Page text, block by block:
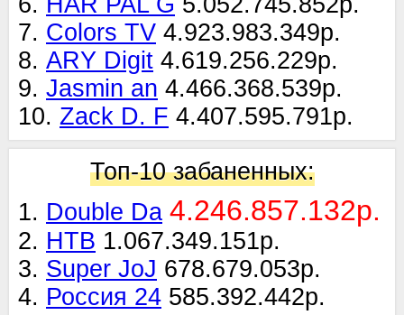
7. Colors TV 4.923.983.349р.
8. ARY Digit 4.619.256.229р.
9. Jasmin an 4.466.368.539р.
10. Zack D. F 4.407.595.791р.
Топ-10 забаненных:
1. Double Da 4.246.857.132р.
2. НТВ 1.067.349.151р.
3. Super JoJ 678.679.053р.
4. Россия 24 585.392.442р.